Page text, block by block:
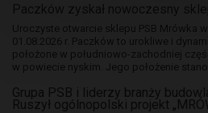
Paczków zyskał nowoczesny
Uroczyste otwarcie sklepu PSB Mrówka
01.08.2026 r. Paczków to urokliwe i
położone w południowo-zachodniej
w powiecie nyskim. Jego położenie
Grupa PSB i liderzy branży
Ruszył ogólnopolski projekt